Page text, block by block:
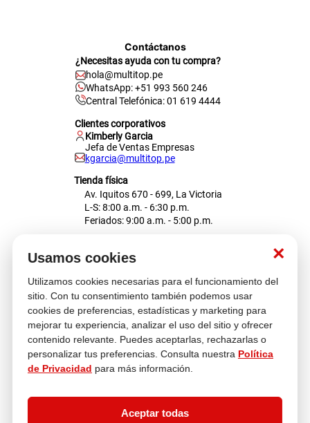
×
Usamos cookies
Utilizamos cookies necesarias para el funcionamiento del
sitio. Con tu consentimiento también podemos usar
cookies de preferencias, estadísticas y marketing para
mejorar tu experiencia, analizar el uso del sitio y ofrecer
contenido relevante. Puedes aceptarlas, rechazarlas o
personalizar tus preferencias. Consulta nuestra Política
de Privacidad para más información.
Aceptar todas
Contáctanos
¿Necesitas ayuda con tu compra?
hola@multitop.pe
WhatsApp: +51 993 560 246
Central Telefónica: 01 619 4444
Clientes corporativos
Kimberly Garcia
Jefa de Ventas Empresas
kgarcia@multitop.pe
Tienda física
Av. Iquitos 670 - 699, La Victoria
L-S: 8:00 a.m. - 6:30 p.m.
Feriados: 9:00 a.m. - 5:00 p.m.
Atención al cliente
Descubre más